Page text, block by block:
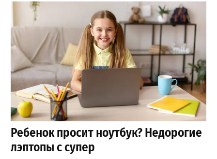
Ребенок просит ноутбук? Недорогие
лэптопы с супер